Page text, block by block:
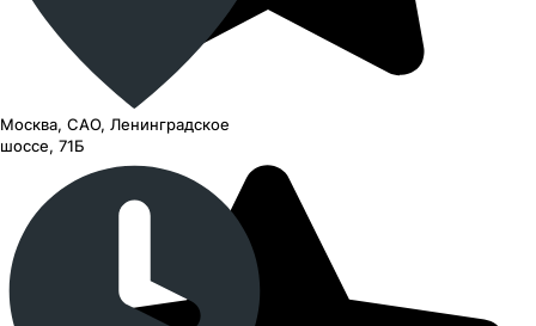
Москва, САО, Ленинградское
шоссе, 71Б